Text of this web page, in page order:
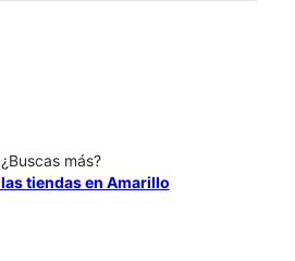
¿Buscas más?
tiendas en Amarillo